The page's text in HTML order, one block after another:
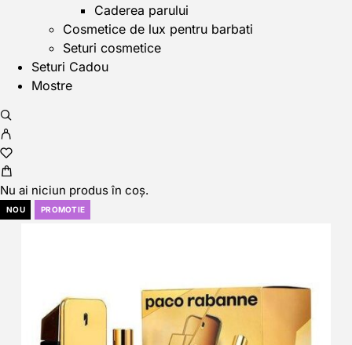
Caderea parului
Cosmetice de lux pentru barbati
Seturi cosmetice
Seturi Cadou
Mostre
Nu ai niciun produs în coș.
NOU PROMOTIE